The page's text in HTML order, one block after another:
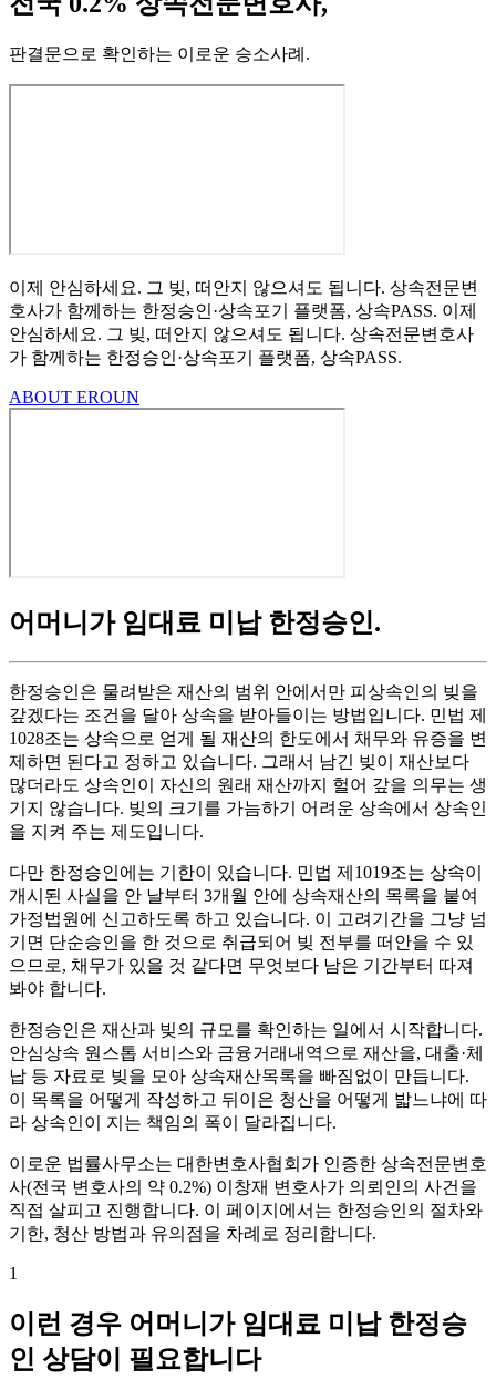
판결문으로 확인하는 이로운 승소사례 .
이제 안심하세요. 그 빚, 떠안지 않으셔도 됩니다. 상속전문변
호사가 함께하는 한정승인·상속포기 플랫폼, 상속PASS. 이제
안심하세요. 그 빚, 떠안지 않으셔도 됩니다. 상속전문변호사
가 함께하는 한정승인·상속포기 플랫폼, 상속PASS.
ABOUT EROUN
어머니가 임대료 미납 한정승인.
한정승인은 물려받은 재산의 범위 안에서만 피상속인의 빚을
갚겠다는 조건을 달아 상속을 받아들이는 방법입니다. 민법 제
1028조는 상속으로 얻게 될 재산의 한도에서 채무와 유증을 변
제하면 된다고 정하고 있습니다. 그래서 남긴 빚이 재산보다
많더라도 상속인이 자신의 원래 재산까지 헐어 갚을 의무는 생
기지 않습니다. 빚의 크기를 가늠하기 어려운 상속에서 상속인
을 지켜 주는 제도입니다.
다만 한정승인에는 기한이 있습니다. 민법 제1019조는 상속이
개시된 사실을 안 날부터 3개월 안에 상속재산의 목록을 붙여
가정법원에 신고하도록 하고 있습니다. 이 고려기간을 그냥 넘
기면 단순승인을 한 것으로 취급되어 빚 전부를 떠안을 수 있
으므로, 채무가 있을 것 같다면 무엇보다 남은 기간부터 따져
봐야 합니다.
한정승인은 재산과 빚의 규모를 확인하는 일에서 시작합니다.
안심상속 원스톱 서비스와 금융거래내역으로 재산을, 대출·체
납 등 자료로 빚을 모아 상속재산목록을 빠짐없이 만듭니다.
이 목록을 어떻게 작성하고 뒤이은 청산을 어떻게 밟느냐에 따
라 상속인이 지는 책임의 폭이 달라집니다.
이로운 법률사무소는 대한변호사협회가 인증한 상속전문변호
사(전국 변호사의 약 0.2%) 이창재 변호사가 의뢰인의 사건을
직접 살피고 진행합니다. 이 페이지에서는 한정승인의 절차와
기한, 청산 방법과 유의점을 차례로 정리합니다.
1
이런 경우 어머니가 임대료 미납 한정승
인 상담이 필요합니다